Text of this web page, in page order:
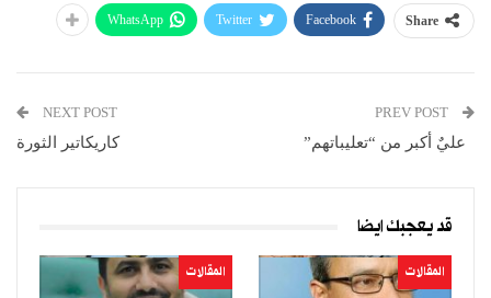
Share
Facebook
Twitter
WhatsApp
عليٌ أكبر من “تعليباتهم”
NEXT POST
كاريكاتير الثورة
قد يعجبك ايضا
المقالات المقالات